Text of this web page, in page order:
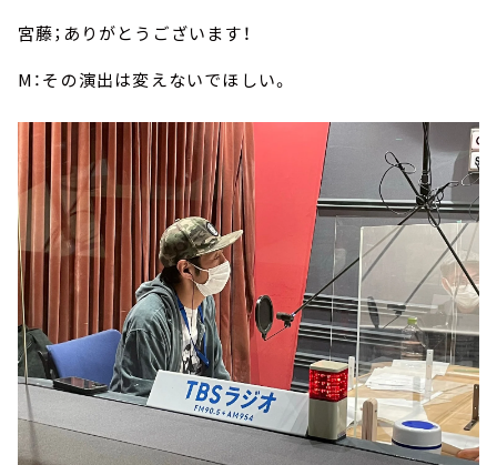
宮藤；ありがとうございます！
M：その演出は変えないでほしい。